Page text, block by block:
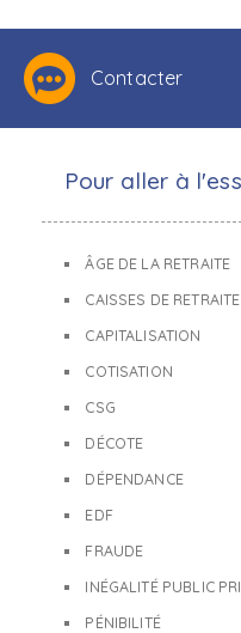
Contacter
Pour aller à
ÂGE DE LA RETRAITE
CAISSES DE RETRAITE
CAPITALISATION
COTISATION
CSG
DÉCOTE
DÉPENDANCE
EDF
FRAUDE
INÉGALITÉ PUBLIC
PÉNIBILITÉ